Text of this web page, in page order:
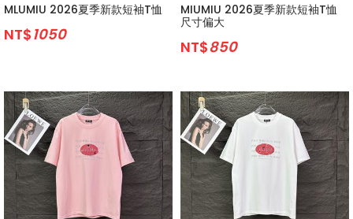
MLUMIU 2026夏季新款短袖T恤
NT$1050
MIUMIU 2026夏季新款短袖T恤
尺寸偏大
NT$850